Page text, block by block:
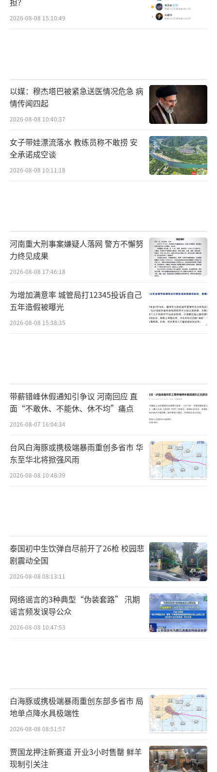
2026-08-08 15:10:49
以媒：穆杰塔巴被紧急送医情况危急 病
情传闻四起
2026-08-08 10:40:37
女子带娃漂流落水 教练员称不敢捞 安
全承诺成空谈
2026-08-08 10:11:18
河南重大刑事案嫌疑人落网 警方不懈努
力终见成果
2026-08-08 17:46:18
为增加满意率 城管局打12345投诉自己
五年造假被曝光
2026-08-08 15:38:35
带薪错峰休假通知引争议 河南回应 直
面“不敢休、不能休、休不均”痛点
2026-08-07 16:04:34
台风白海豚或携极端暴雨重创多省市 华
东至华北将掀强风雨
2026-08-08 10:48:39
泰国初中生饮弹自尽前开了26枪 校园悲
剧震动全国
2026-08-08 08:13:11
网络谣言的3种典型“伪装套路” 汛期
谣言频发误导公众
2026-08-08 10:47:53
白海豚或携极端暴雨重创东部多省市 局
地单点降水具极端性
2026-08-08 08:51:57
贾国龙押注新赛道 开业3小时售罄 鲜羊
现制引关注